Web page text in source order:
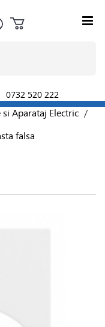
0732 520 222
Aparataj Electric /
falsa